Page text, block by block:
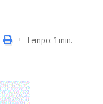
Tempo: 1 min.